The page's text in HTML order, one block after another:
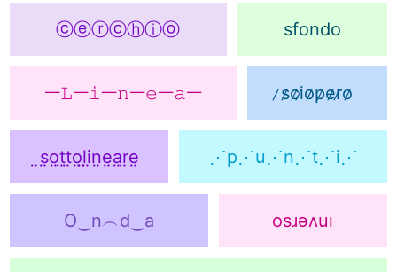
ⓒⓔⓡⓒⓗⓘⓞ sfondo
ᅳ𝙻ᅳ𝚒ᅳ𝚗ᅳ𝚎ᅳ𝚊ᅳ ̷s̷c̷i̷o̷p̷e̷r̷o̷
̤s̤o̤t̤t̤o̤l̤i̤n̤e̤a̤r̤e̤ ⋰p⋰u⋰n⋰t⋰i⋰
O‿n︵d‿a osɹǝʌuı